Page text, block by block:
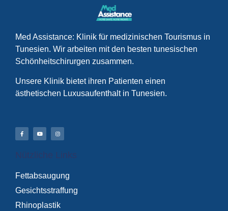
Med Assistance: Klinik für medizinischen Tourismus in
Tunesien. Wir arbeiten mit den besten tunesischen
Schönheitschirurgen zusammen.
Unsere Klinik bietet ihren Patienten einen
ästhetischen Luxusaufenthalt in Tunesien.
Nützliche Links
Fettabsaugung
Gesichtsstraffung
Rhinoplastik